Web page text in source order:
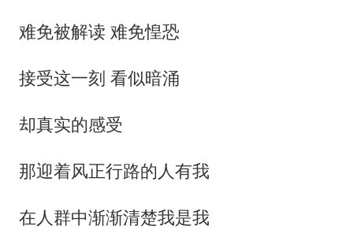
难免被解读 难免惶恐
接受这一刻 看似暗涌
却真实的感受
那迎着风正行路的人有我
在人群中渐渐清楚我是我